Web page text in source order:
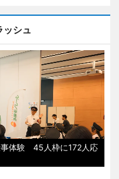
ッシュ
事体験 45人枠に172人応